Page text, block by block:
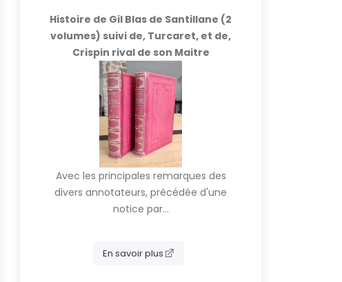
Histoire de Gil Blas de Santillane (2
volumes) suivi de, Turcaret, et de,
Crispin rival de son Maitre
Avec les principales remarques des
divers annotateurs, précédée d'une
notice par...
En savoir plus